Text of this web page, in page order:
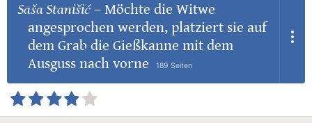
Saša Stanišić– Möchte die Witwe
angesprochen werden, platziert sie auf
dem Grab die Gießkanne mit dem
Ausguss nach vorne
189 Seiten